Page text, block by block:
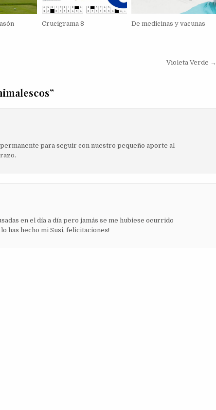
Crucigrama 8 De medicinas y vacunas
Violeta Verde →
”
para seguir con nuestro pequeño aporte al
en el día a día pero jamás se me hubiese ocurrido
has hecho mi Susi, felicitaciones!